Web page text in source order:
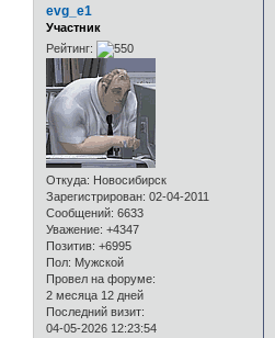
evg_e1
Участник
Рейтинг:
Откуда: Новосибирск
Зарегистрирован: 02-04-2011
Сообщений: 6633
Уважение: +4347
Позитив: +6995
Пол: Мужской
Провел на форуме:
2 месяца 12 дней
Последний визит:
04-05-2026 12:23:54